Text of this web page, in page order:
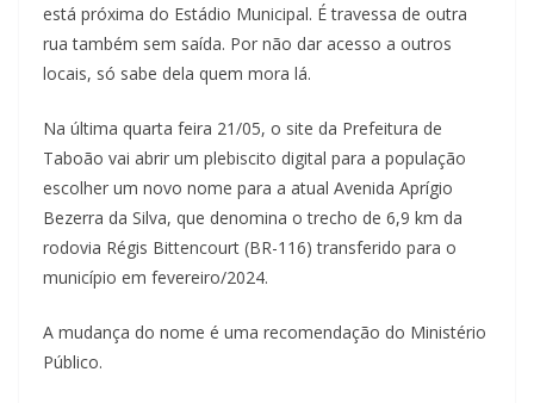
está próxima do Estádio Municipal. É travessa de outra
rua também sem saída. Por não dar acesso a outros
locais, só sabe dela quem mora lá.
Na última quarta feira 21/05, o site da Prefeitura de
Taboão vai abrir um plebiscito digital para a população
escolher um novo nome para a atual Avenida Aprígio
Bezerra da Silva, que denomina o trecho de 6,9 km da
rodovia Régis Bittencourt (BR-116) transferido para o
município em fevereiro/2024.
A mudança do nome é uma recomendação do Ministério
Público.